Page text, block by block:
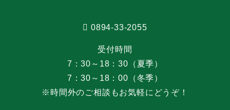
0894-33-2055
受付時間
7：30～18：30（夏季）
7：30～18：00（冬季）
※時間外のご相談もお気軽にどうぞ！